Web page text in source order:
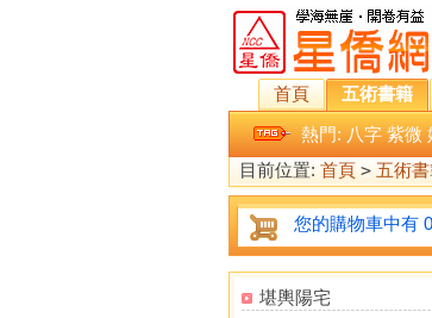
首頁 五術書籍
熱門: 八字 紫微
目前位置: 首頁 > 五術
您的購物車中有
堪輿陽宅